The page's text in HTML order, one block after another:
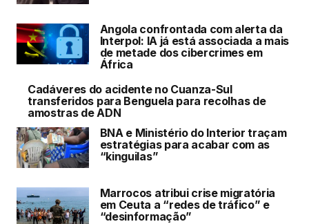
Angola confrontada com alerta da
Interpol: IA já está associada a mais
de metade dos cibercrimes em
África
Cadáveres do acidente no Cuanza-Sul
transferidos para Benguela para recolhas de
amostras de ADN
BNA e Ministério do Interior traçam
estratégias para acabar com as
“kinguilas”
Marrocos atribui crise migratória
em Ceuta a “redes de tráfico” e
“desinformação”